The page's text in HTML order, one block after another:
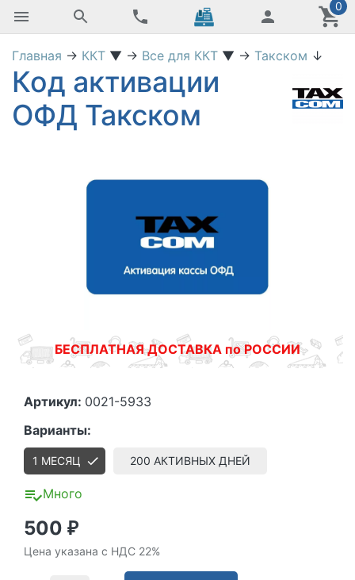
0
Главная → ККТ ▼ → Все для ККТ ▼ → Такском ↓
Код активации
ОФД Такском
БЕСПЛАТНАЯ ДОСТАВКА по РОССИИ
Артикул: 0021-5933
Варианты:
1 МЕСЯЦ 200 АКТИВНЫХ ДНЕЙ
Много
500 ₽
Цена указана с НДС 22%